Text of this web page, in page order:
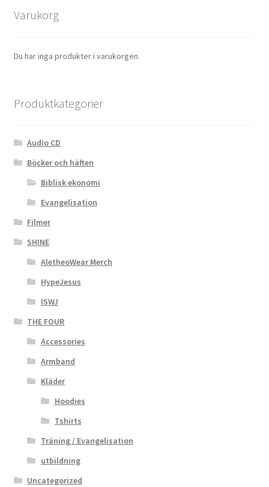
Varukorg
Du har inga produkter i varukorgen.
Produktkategorier
Audio CD
Böcker och häften
Biblisk ekonomi
Evangelisation
Filmer
SHINE
AletheoWear Merch
HypeJesus
ISWJ
THE FOUR
Accessories
Armband
Kläder
Hoodies
Tshirts
Träning / Evangelisation
utbildning
Uncategorized